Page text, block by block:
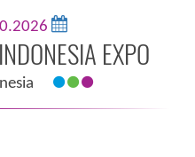
EXPO